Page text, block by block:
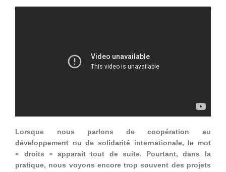
Lorsque nous parlons de coopération au
développement ou de solidarité internationale, le mot
« droits » apparait tout de suite. Pourtant, dans la
pratique, nous voyons encore trop souvent des projets